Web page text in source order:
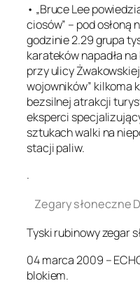
• „Bruce Lee
ciosów” – pod osłoną
godzinie 2.29 grupa
karateków napadła
przy ulicy
wojowników” kilkoma
bezsilnej atrakcji
eksperci
sztukach walki na
stacji paliw.
.
Zegary słoneczne
Tyski rubinowy zegar
04 marca 2009 –
blokiem.